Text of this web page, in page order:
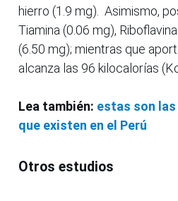
hierro (1.9 mg). Asimismo,
Tiamina (0.06 mg),
(6.50 mg); mientras que
alcanza las 96 kilocalorías
Lea también: estas son
que existen en el Perú
Otros estudios